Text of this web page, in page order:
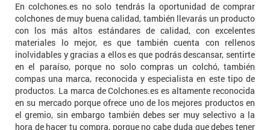
En colchones.es no solo tendrás la oportunidad de comprar
colchones de muy buena calidad, también llevarás un producto
con los más altos estándares de calidad, con excelentes
materiales lo mejor, es que también cuenta con rellenos
inolvidables y gracias a ellos es que podrás descansar, sentirte
en el paraíso, porque no solo compras un colchó, también
compas una marca, reconocida y especialista en este tipo de
productos. La marca de Colchones.es es altamente reconocida
en su mercado porque ofrece uno de los mejores productos en
el gremio, sin embargo también debes ser muy selectivo a la
hora de hacer tu compra, porque no cabe duda que debes tener